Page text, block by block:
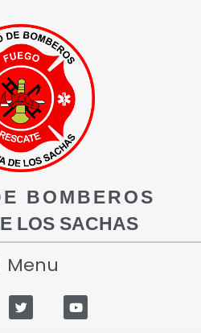
BOMBEROS
LOS SACHAS
Menu